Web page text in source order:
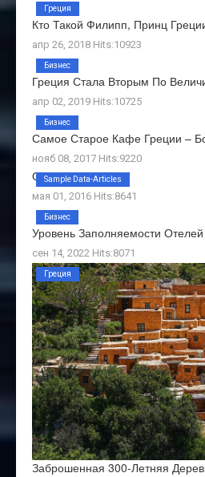
Кто Такой Филипп, Принц
апр 26, 2018 Hits:10923
Греция
Греция Стала Вторым По
апр 02, 2019 Hits:10725
Бизнес
Самое Старое Кафе Греции –
нояб 08, 2017 Hits:9220
Бизнес
О Нас
мая 01, 2016 Hits:8641
Sample Data-Articles
Уровень Заполняемости
сен 14, 2022 Hits:8071
Бизнес
Заброшенная 300-Летняя
Греция